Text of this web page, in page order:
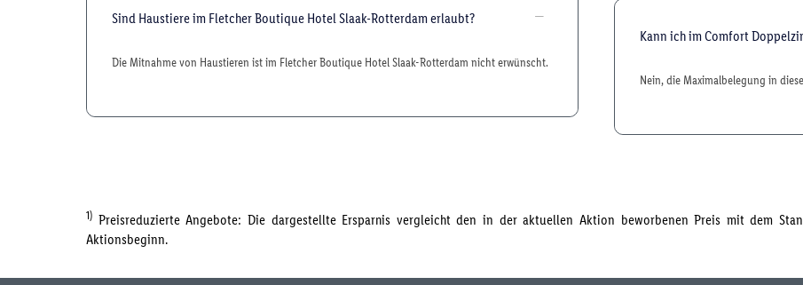
Sind Haustiere im Fletcher Boutique Hotel Slaak-Rotterdam erlaubt?
Die Mitnahme von Haustieren ist im Fletcher Boutique Hotel Slaak-Rotterdam nicht erwünscht.
Kann ich im Comfort
Nein, die Maximalbelegung in
1) Preisreduzierte Angebote: Die dargestellte Ersparnis vergleicht den in der aktuellen Aktion beworbenen Preis mit dem
Aktionsbeginn.